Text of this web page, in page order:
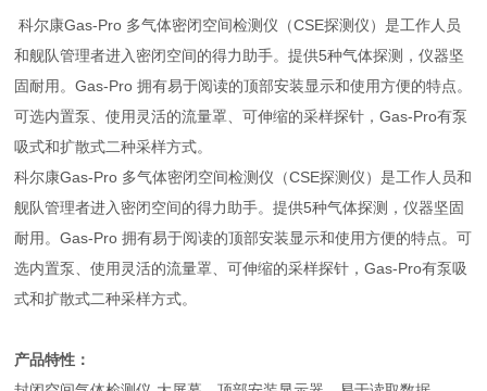
科尔康Gas-Pro 多气体密闭空间检测仪（CSE探测仪）是工作人员
和舰队管理者进入密闭空间的得力助手。提供5种气体探测，仪器坚
固耐用。Gas-Pro 拥有易于阅读的顶部安装显示和使用方便的特点。
可选内置泵、使用灵活的流量罩、可伸缩的采样探针，Gas-Pro有泵
吸式和扩散式二种采样方式。
科尔康Gas-Pro 多气体密闭空间检测仪（CSE探测仪）是工作人员和
舰队管理者进入密闭空间的得力助手。提供5种气体探测，仪器坚固
耐用。Gas-Pro 拥有易于阅读的顶部安装显示和使用方便的特点。可
选内置泵、使用灵活的流量罩、可伸缩的采样探针，Gas-Pro有泵吸
式和扩散式二种采样方式。
产品特性：